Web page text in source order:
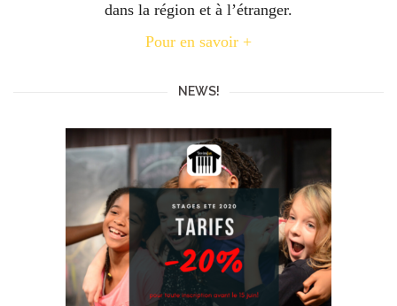
dans la région et à l’étranger.
Pour en savoir +
NEWS!